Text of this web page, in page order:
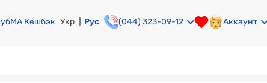
МА Кешбэк Укр Рус (044) 323-09-12 Аккаунт